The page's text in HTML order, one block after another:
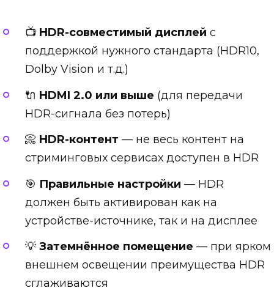
📺 HDR-совместимый дисплей с
поддержкой нужного стандарта (HDR10,
Dolby Vision и т.д.)
🔌 HDMI 2.0 или выше (для передачи
HDR-сигнала без потерь)
📀 HDR-контент — не весь контент на
стриминговых сервисах доступен в HDR
🎯 Правильные настройки — HDR
должен быть активирован как на
устройстве-источнике, так и на дисплее
💡 Затемнённое помещение — при ярком
внешнем освещении преимущества HDR
сглаживаются